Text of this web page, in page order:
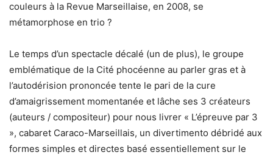
couleurs à la Revue Marseillaise, en 2008, se
métamorphose en trio ?
Le temps d’un spectacle décalé (un de plus), le groupe
emblématique de la Cité phocéenne au parler gras et à
l’autodérision prononcée tente le pari de la cure
d’amaigrissement momentanée et lâche ses 3 créateurs
(auteurs / compositeur) pour nous livrer « L’épreuve par 3
», cabaret Caraco-Marseillais, un divertimento débridé aux
formes simples et directes basé essentiellement sur le